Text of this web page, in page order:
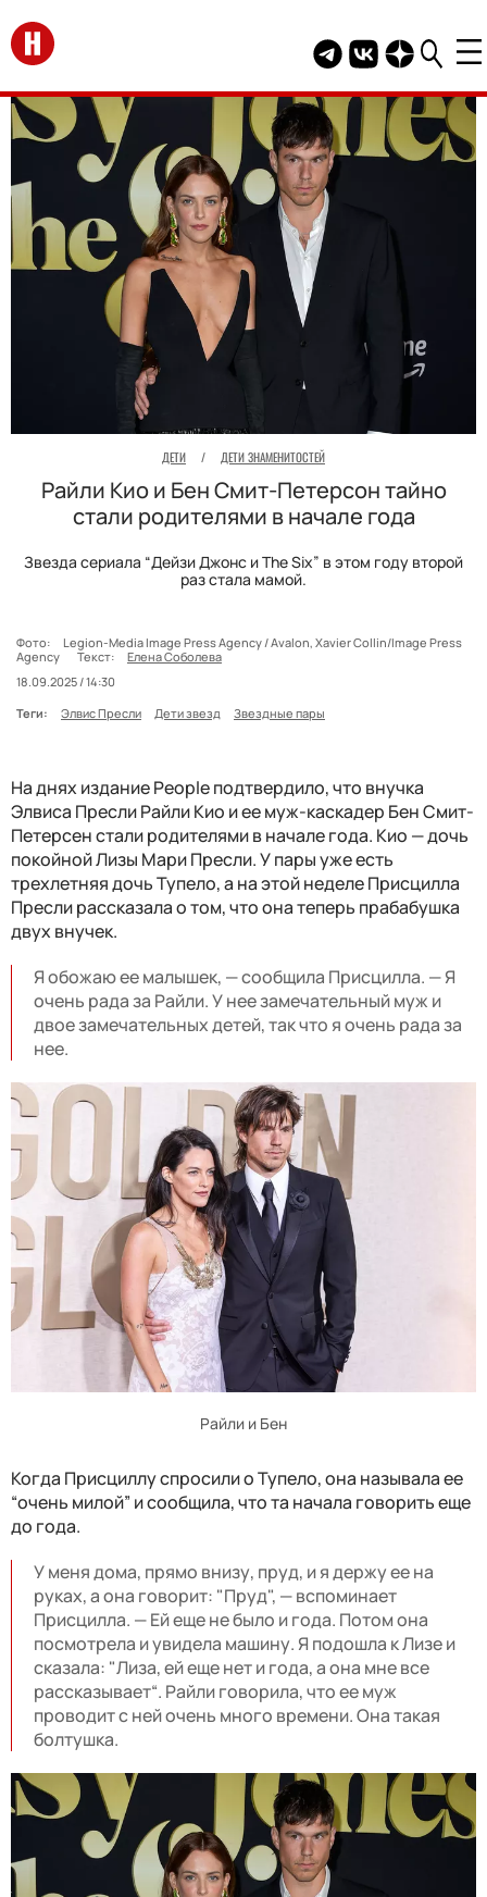
Перейти на главную
Telegram канал
Группа HELLO
Канал
ДЕТИ / ДЕТИ ЗНАМЕНИТОСТЕЙ
Райли Кио и Бен Смит-Петерсон тайно
стали родителями в начале года
Звезда сериала “Дейзи Джонс и The Six” в этом году второй
раз стала мамой.
Фото:
Legion-Media Image Press Agency / Avalon, Xavier Collin/Image Press
Agency
Текст:
Елена Соболева
18.09.2025 / 14:30
Теги:
Элвис Пресли Дети звезд Звездные пары
На днях издание People подтвердило, что внучка
Элвиса Пресли Райли Кио и ее муж-каскадер Бен Смит-
Петерсен стали родителями в начале года. Кио — дочь
покойной Лизы Мари Пресли. У пары уже есть
трехлетняя дочь Тупело, а на этой неделе Присцилла
Пресли рассказала о том, что она теперь прабабушка
двух внучек.
Я обожаю ее малышек, — сообщила Присцилла. — Я
очень рада за Райли. У нее замечательный муж и
двое замечательных детей, так что я очень рада за
нее.
Райли и Бен
Когда Присциллу спросили о Тупело, она называла ее
“очень милой” и сообщила, что та начала говорить еще
до года.
У меня дома, прямо внизу, пруд, и я держу ее на
руках, а она говорит: "Пруд", — вспоминает
Присцилла. — Ей еще не было и года. Потом она
посмотрела и увидела машину. Я подошла к Лизе и
сказала: "Лиза, ей еще нет и года, а она мне все
рассказывает“. Райли говорила, что ее муж
проводит с ней очень много времени. Она такая
болтушка.